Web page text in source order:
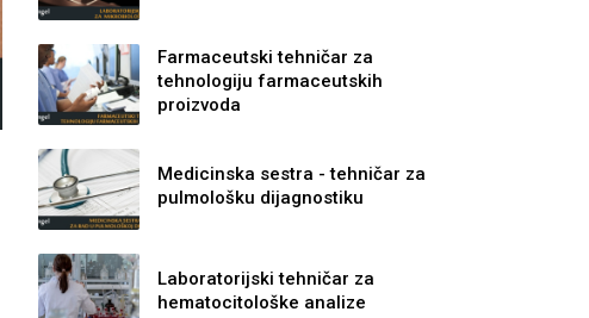
Farmaceutski tehničar za
tehnologiju farmaceutskih
proizvoda
Medicinska sestra - tehničar za
pulmološku dijagnostiku
Laboratorijski tehničar za
hematocitološke analize